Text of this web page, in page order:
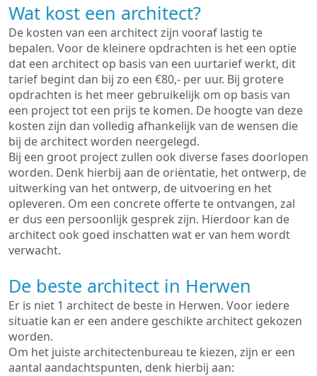
Wat kost een architect?
De kosten van een architect zijn vooraf lastig te
bepalen. Voor de kleinere opdrachten is het een optie
dat een architect op basis van een uurtarief werkt, dit
tarief begint dan bij zo een €80,- per uur. Bij grotere
opdrachten is het meer gebruikelijk om op basis van
een project tot een prijs te komen. De hoogte van deze
kosten zijn dan volledig afhankelijk van de wensen die
bij de architect worden neergelegd.
Bij een groot project zullen ook diverse fases doorlopen
worden. Denk hierbij aan de oriëntatie, het ontwerp, de
uitwerking van het ontwerp, de uitvoering en het
opleveren. Om een concrete offerte te ontvangen, zal
er dus een persoonlijk gesprek zijn. Hierdoor kan de
architect ook goed inschatten wat er van hem wordt
verwacht.
De beste architect in Herwen
Er is niet 1 architect de beste in Herwen. Voor iedere
situatie kan er een andere geschikte architect gekozen
worden.
Om het juiste architectenbureau te kiezen, zijn er een
aantal aandachtspunten, denk hierbij aan: